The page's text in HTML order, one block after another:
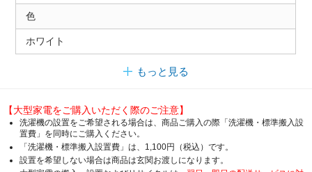
色
ホワイト
もっと見る
【大型家電をご購入いただく際のご注意】
洗濯機の設置をご希望される場合は、商品ご購入の際「洗濯機・標準搬入設
置費」を同時にご購入ください。
「洗濯機・標準搬入設置費」は、1,100円（税込）です。
設置を希望しない場合は商品は玄関お渡しになります。